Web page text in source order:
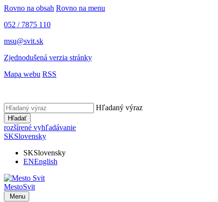
Rovno na obsah Rovno na menu
052 / 7875 110
msu@svit.sk
Zjednodušená verzia stránky
Mapa webu RSS
Hľadaný výraz
Hľadať
rozšírené vyhľadávanie
SKSlovensky
SKSlovensky
ENEnglish
MestoSvit
Menu